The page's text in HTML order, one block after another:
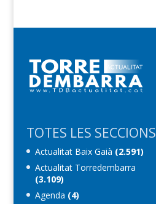
TOTES LES SECCIONS
Actualitat Baix Gaià (2.591)
Actualitat Torredembarra
(3.109)
Agenda (4)